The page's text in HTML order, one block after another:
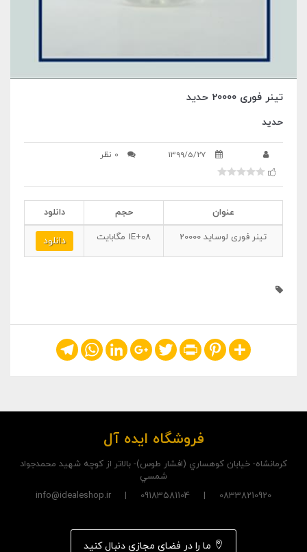
تینر فوری 20000 حدید
حدید
1399/5/27 0 نظر
عنوان حجم
دانلود
تینر فوری لوساید 20000
1E+08 مگابایت دانلود
Share
Pinterest
Print
Twitter
Google+
LinkedIn
WhatsApp
Telegram
فروشگاه ایده آل
کرمانشاه- خيابان کوهساري (افشار طوس)- بالاتر از کوچه شهيد محمدجواد
شمسي
08338210920 | 09183581104 | info@idealeshop.ir
ما را در فضای مجازی دنبال کنید